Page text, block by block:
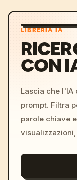
LIBRERIA IA
CON
Lascia che
prompt. Filtra
parole chiave